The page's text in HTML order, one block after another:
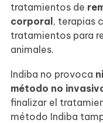
tratamientos de
corporal, terapias
tratamientos para
animales.
Indiba no provoca
método no
finalizar el
método Indiba